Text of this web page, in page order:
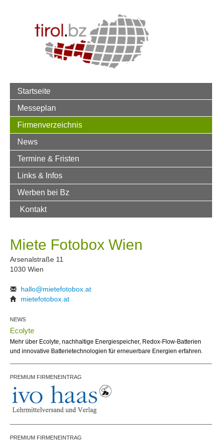
Startseite
Messeplan
Firmenverzeichnis
News
Termine & Fristen
Links & Infos
Werben bei Bz
Kontakt
Miete Fotobox Wien
Arsenalstraße 11
1030 Wien
hallo@mietefotobox.at
mietefotobox.at
NEWS
Ecolyte
Mehr über Ecolyte, nachhaltige Energiespeicher, Redox-Flow-Batterien
und innovative Batterietechnologien für erneuerbare Energien erfahren.
PREMIUM FIRMENEINTRAG
PREMIUM FIRMENEINTRAG